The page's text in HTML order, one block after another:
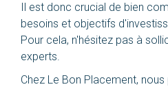
Il est donc crucial de bien
besoins et objectifs
Pour cela, n'hésitez pas à
experts.
Chez Le Bon Placement,